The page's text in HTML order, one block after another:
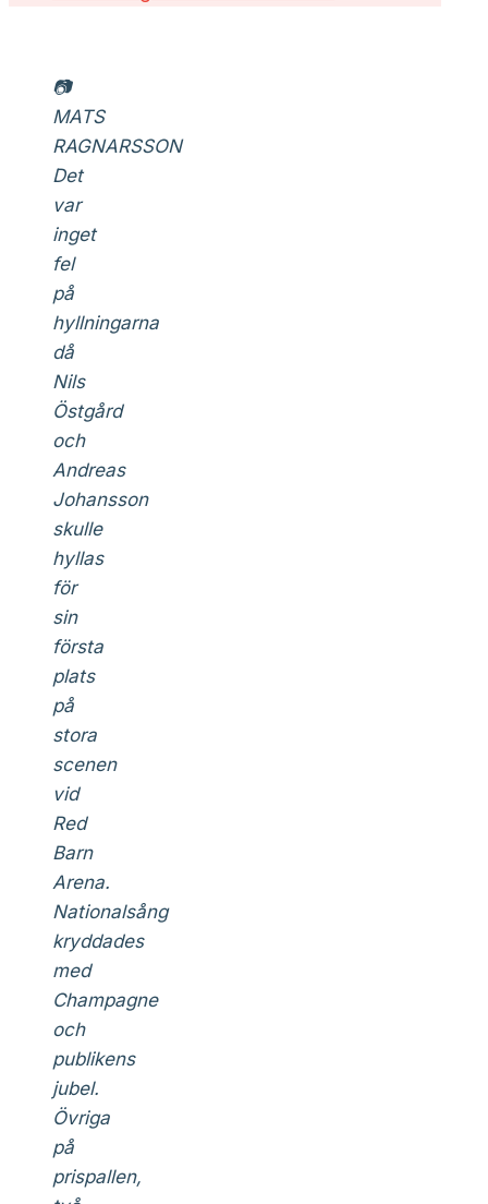
📷
MATS
RAGNARSSON
Det
var
inget
fel
på
hyllningarna
då
Nils
Östgård
och
Andreas
Johansson
skulle
hyllas
för
sin
första
plats
på
stora
scenen
vid
Red
Barn
Arena.
Nationalsång
kryddades
med
Champagne
och
publikens
jubel.
Övriga
på
prispallen,